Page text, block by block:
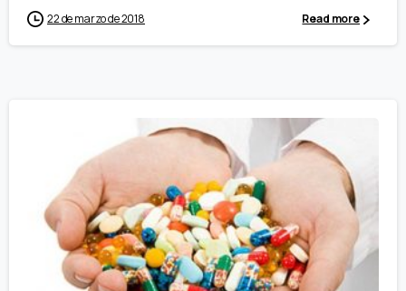
22 de marzo de 2018 Read more